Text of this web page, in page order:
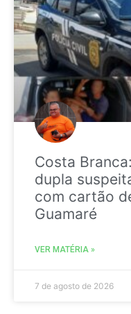
Costa
dupla
com cartão
Guamaré
VER MATÉRIA »
7 de agosto de 2026